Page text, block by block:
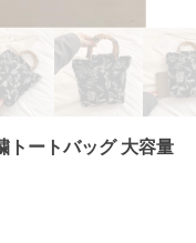
トートバッグ 大容量